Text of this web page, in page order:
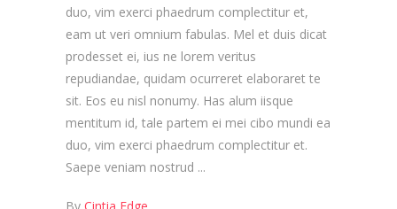
duo, vim exerci phaedrum complectitur et,
eam ut veri omnium fabulas. Mel et duis dicat
prodesset ei, ius ne lorem veritus
repudiandae, quidam ocurreret elaboraret te
sit. Eos eu nisl nonumy. Has alum iisque
mentitum id, tale partem ei mei cibo mundi ea
duo, vim exerci phaedrum complectitur et.
Saepe veniam nostrud